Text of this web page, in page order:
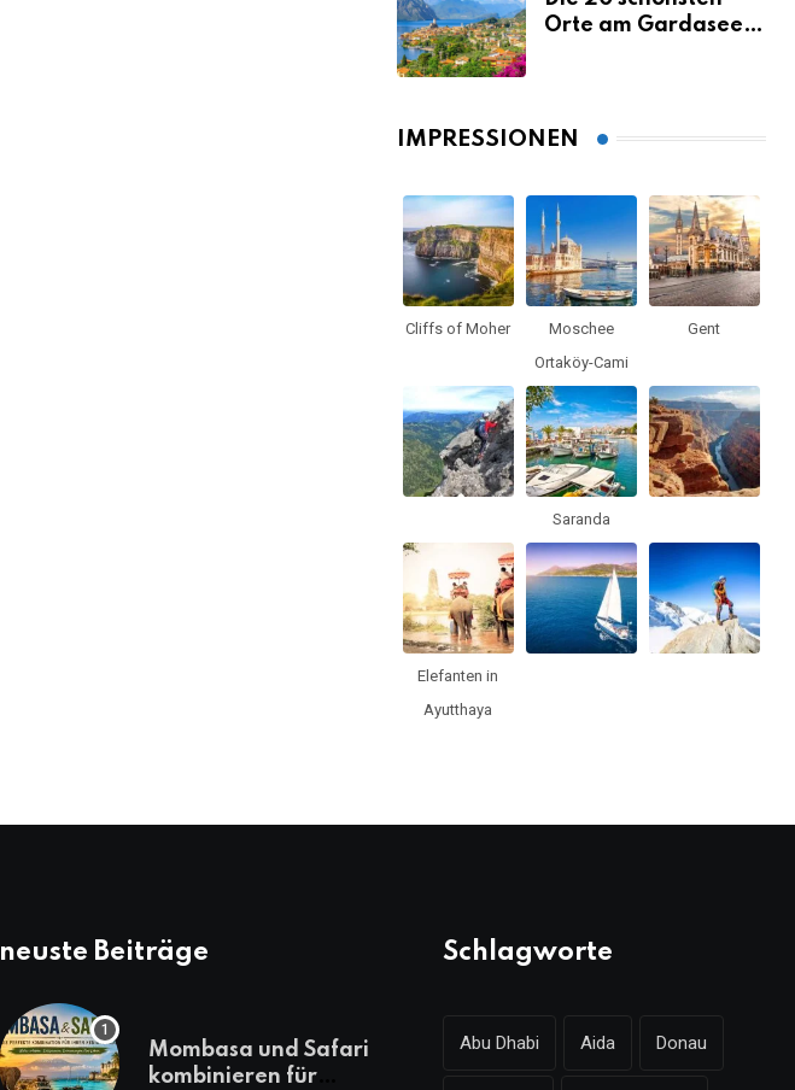
Orte am Gardasee,
IMPRESSIONEN
Cliffs of Moher
Moschee
Ortaköy-Cami
Gent
Saranda
Elefanten in
Ayutthaya
neuste Beiträge
Mombasa und Safari
kombinieren für
Schlagworte
Abu Dhabi Aida Donau